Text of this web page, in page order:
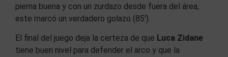
pierna buena y con un zurdazo desde fuera del área,
este marcó un verdadero golazo (85′).
El final del juego deja la certeza de que Luca Zidane
tiene buen nivel para defender el arco y que la